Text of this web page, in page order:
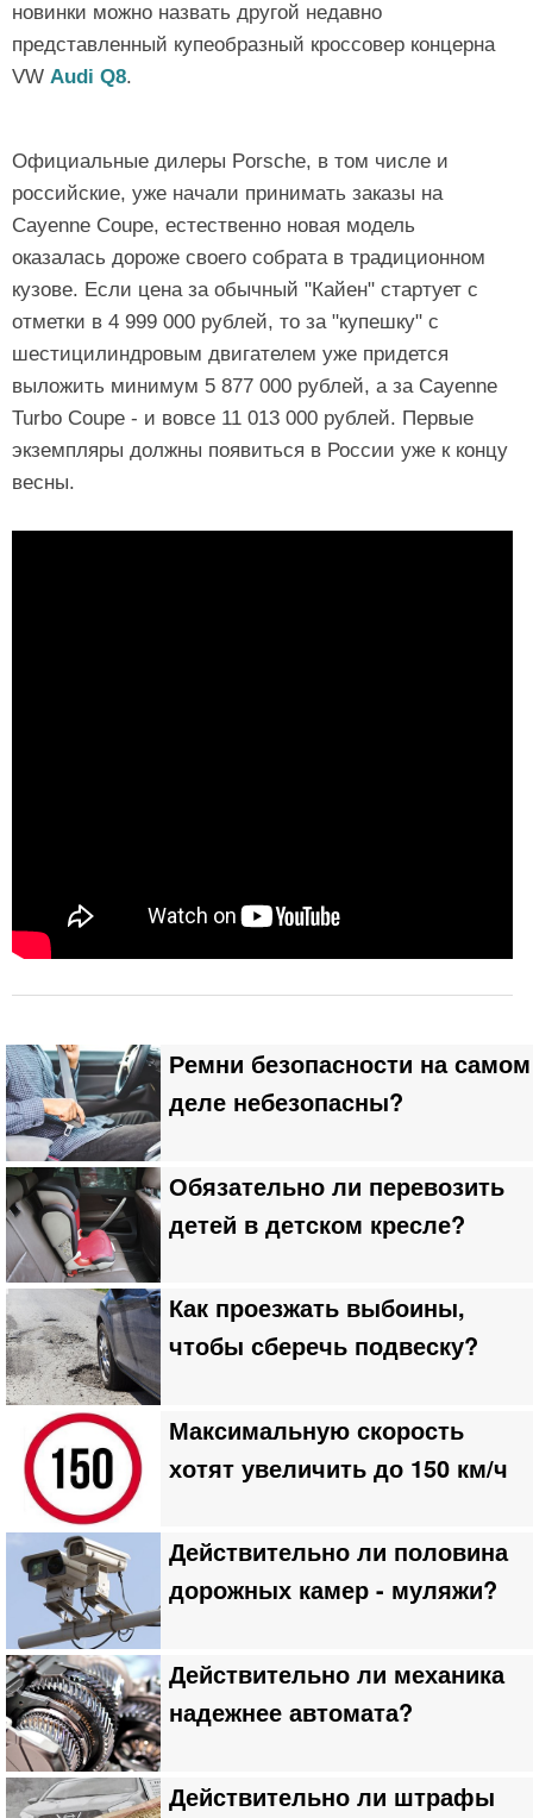
новинки можно назвать другой недавно
представленный купеобразный кроссовер концерна
VW Audi Q8.
Официальные дилеры Porsche, в том числе и
российские, уже начали принимать заказы на
Cayenne Coupe, естественно новая модель
оказалась дороже своего собрата в традиционном
кузове. Если цена за обычный "Кайен" стартует с
отметки в 4 999 000 рублей, то за "купешку" с
шестицилиндровым двигателем уже придется
выложить минимум 5 877 000 рублей, а за Cayenne
Turbo Coupe - и вовсе 11 013 000 рублей. Первые
экземпляры должны появиться в России уже к концу
весны.
Ремни безопасности на самом
деле небезопасны?
Обязательно ли перевозить
детей в детском кресле?
Как проезжать выбоины,
чтобы сберечь подвеску?
Максимальную скорость
хотят увеличить до 150 км/ч
Действительно ли половина
дорожных камер - муляжи?
Действительно ли механика
надежнее автомата?
Действительно ли штрафы